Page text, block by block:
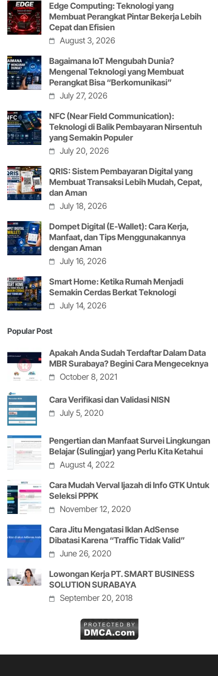
Edge Computing: Teknologi yang
Membuat Perangkat Pintar Bekerja Lebih
Cepat dan Efisien
August 3, 2026
Bagaimana IoT Mengubah Dunia?
Mengenal Teknologi yang Membuat
Perangkat Bisa “Berkomunikasi”
July 27, 2026
NFC (Near Field Communication):
Teknologi di Balik Pembayaran Nirsentuh
yang Semakin Populer
July 20, 2026
QRIS: Sistem Pembayaran Digital yang
Membuat Transaksi Lebih Mudah, Cepat,
dan Aman
July 18, 2026
Dompet Digital (E-Wallet): Cara Kerja,
Manfaat, dan Tips Menggunakannya
dengan Aman
July 16, 2026
Smart Home: Ketika Rumah Menjadi
Semakin Cerdas Berkat Teknologi
July 14, 2026
Popular Post
Apakah Anda Sudah Terdaftar Dalam Data
MBR Surabaya? Begini Cara Mengeceknya
October 8, 2021
Cara Verifikasi dan Validasi NISN
July 5, 2020
Pengertian dan Manfaat Survei Lingkungan
Belajar (Sulingjar) yang Perlu Kita Ketahui
August 4, 2022
Cara Mudah Verval Ijazah di Info GTK Untuk
Seleksi PPPK
November 12, 2020
Cara Jitu Mengatasi Iklan AdSense
Dibatasi Karena “Traffic Tidak Valid”
June 26, 2020
Lowongan Kerja PT. SMART BUSINESS
SOLUTION SURABAYA
September 20, 2018